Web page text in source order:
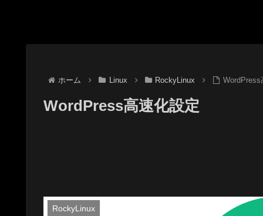
ホーム Linux RockyLinux WordPress
WordPress高速化設定
RockyLinux